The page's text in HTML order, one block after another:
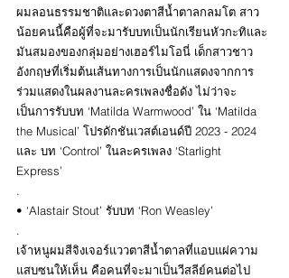
ผมลอนธรรมชาติและดวงตาสีน้ำตาลกลมโต สาว
น้อยคนนี้คือผู้ที่จะมารับบทเป็นนักเรียนหัวกะทิและ
มันสมองของกลุ่มอย่างเฮอร์ไมโอนี่ เด็กสาวชาว
อังกฤษที่เริ่มต้นเส้นทางการเป็นนักแสดงจากการ
ร่วมแสดงในผลงานละครเพลงชื่อดัง ไม่ว่าจะ
เป็นการรับบท ‘Matilda Warmwood’ ใน ‘Matilda
the Musical’ โปรดักชันเวสต์เอนด์ปี 2023 - 2024
และ บท ‘Control’ ในละครเพลง ‘Starlight
Express’
.
• ‘Alastair Stout’ รับบท ‘Ron Weasley’
.
เจ้าหนูผมสีจิงเจอร์แววตาสีน้ำตาลที่แอบแผ่ความ
แสบซนให้เห็น คือคนที่จะมาเป็นวีสลีย์คนต่อไป